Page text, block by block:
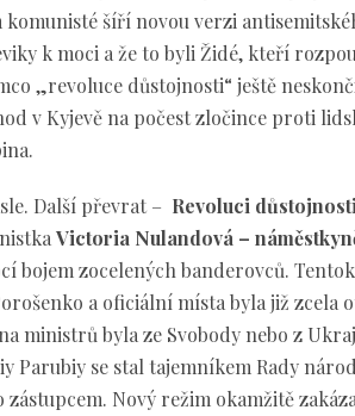
komunisté šíří novou verzi
k moci a že to byli Židé, kteří
„revoluce důstojnosti“ ještě
v Kyjevě na počest zločince proti
Další převrat – Revoluci
Victoria Nulandová –
bojem zocelených banderovců.
a oficiální místa byla již zcela
ministrů byla ze Svobody nebo z
Parubiy se stal tajemníkem Rady
zástupcem. Nový režim okamžitě